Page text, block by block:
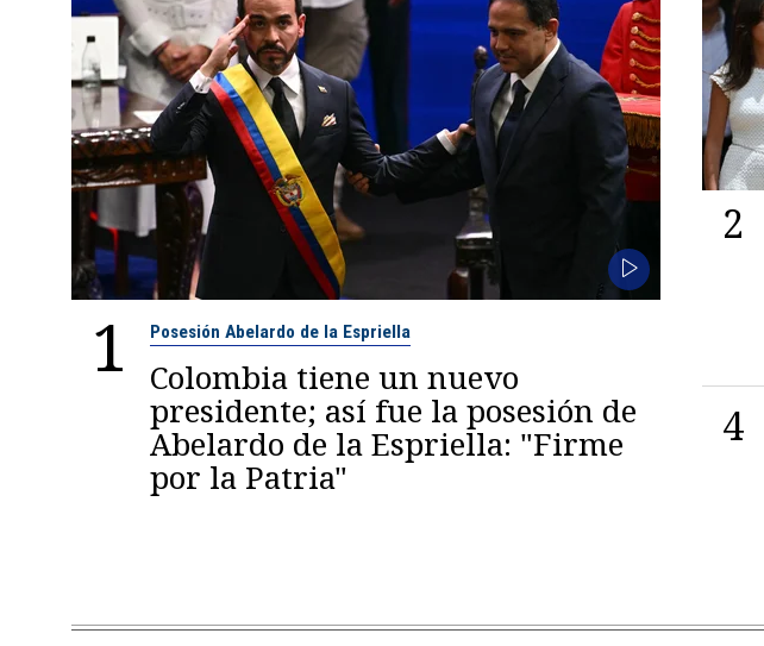
1 Posesión Abelardo de la Espriella
Colombia tiene un nuevo
presidente; así fue la posesión de
Abelardo de la Espriella: "Firme
por la Patria"
2
4